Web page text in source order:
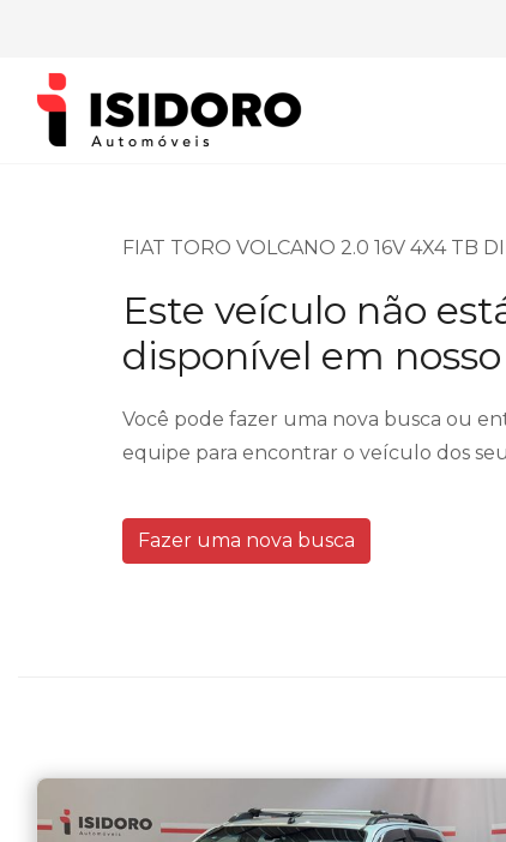
FIAT TORO VOLCANO 2.0 16V 4X4 TB
Este veículo não
disponível em
Você pode fazer uma nova busca ou
equipe para encontrar o veículo dos
Fazer uma nova busca